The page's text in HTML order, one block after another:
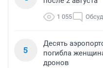
1 055
5
Десять
погибла
дронов